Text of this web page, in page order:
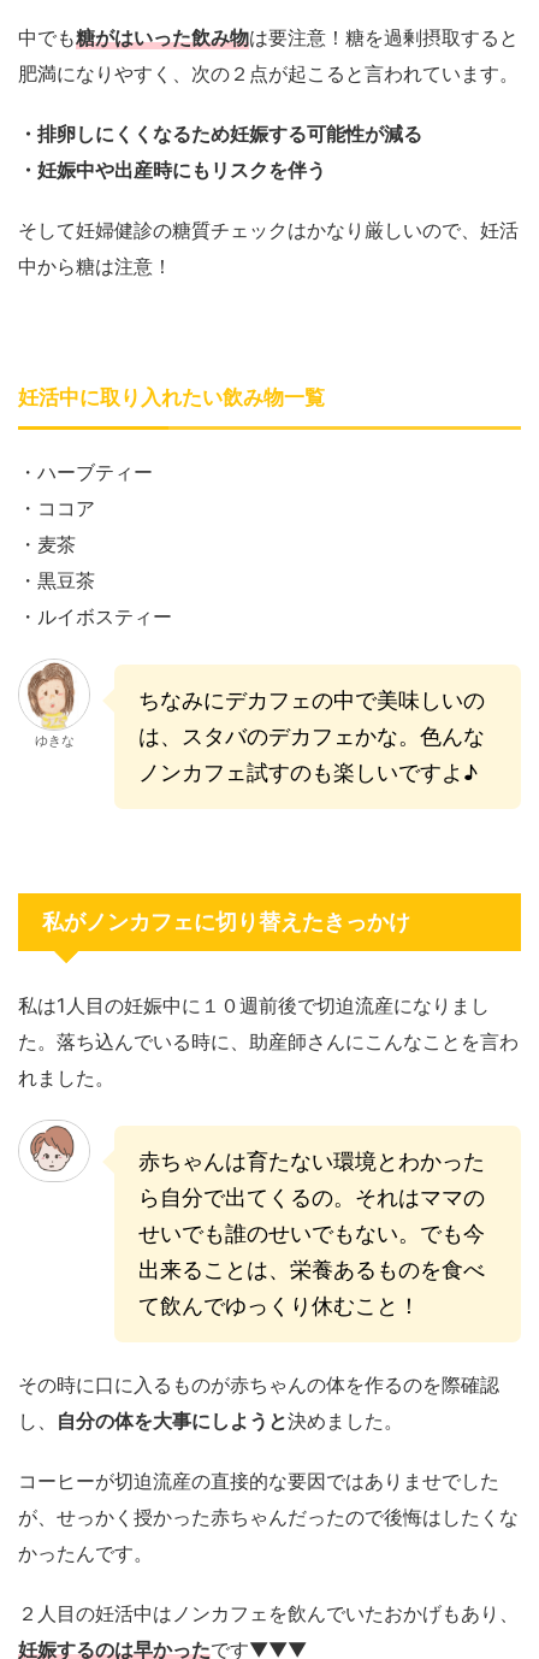
中でも糖がはいった飲み物は要注意！ 糖を過剰摂取すると
肥満になりやすく、次の２点が起こると言われています。
・排卵しにくくなるため妊娠する可能性が減る
・妊娠中や出産時にもリスクを伴う
そして妊婦健診の糖質チェックはかなり厳しいので、妊活
中から糖は注意！
妊活中に取り入れたい飲み物一覧
・ハーブティー
・ココア
・麦茶
・黒豆茶
・ルイボスティー
ゆきな
ちなみにデカフェの中で美味しいの
は、スタバのデカフェかな。色んな
ノンカフェ試すのも楽しいですよ♪
私がノンカフェに切り替えたきっかけ
私は1人目の妊娠中に１０週前後で切迫流産になりまし
た。落ち込んでいる時に、助産師さんにこんなことを言わ
れました。
赤ちゃんは育たない環境とわかった
ら自分で出てくるの。それはママの
せいでも誰のせいでもない。でも今
出来ることは、栄養あるものを食べ
て飲んでゆっくり休むこと！
その時に口に入るものが赤ちゃんの体を作るのを際確認
し、 自分の体を大事にしようと決めました。
コーヒーが切迫流産の直接的な要因ではありませでした
が、せっかく授かった赤ちゃんだったので後悔はしたくな
かったんです。
２人目の妊活中はノンカフェを飲んでいたおかげもあり、
妊娠するのは早かったです▼▼▼